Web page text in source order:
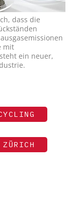
dass die
mit
ein neuer,